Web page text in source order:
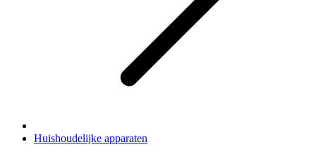
Huishoudelijke apparaten